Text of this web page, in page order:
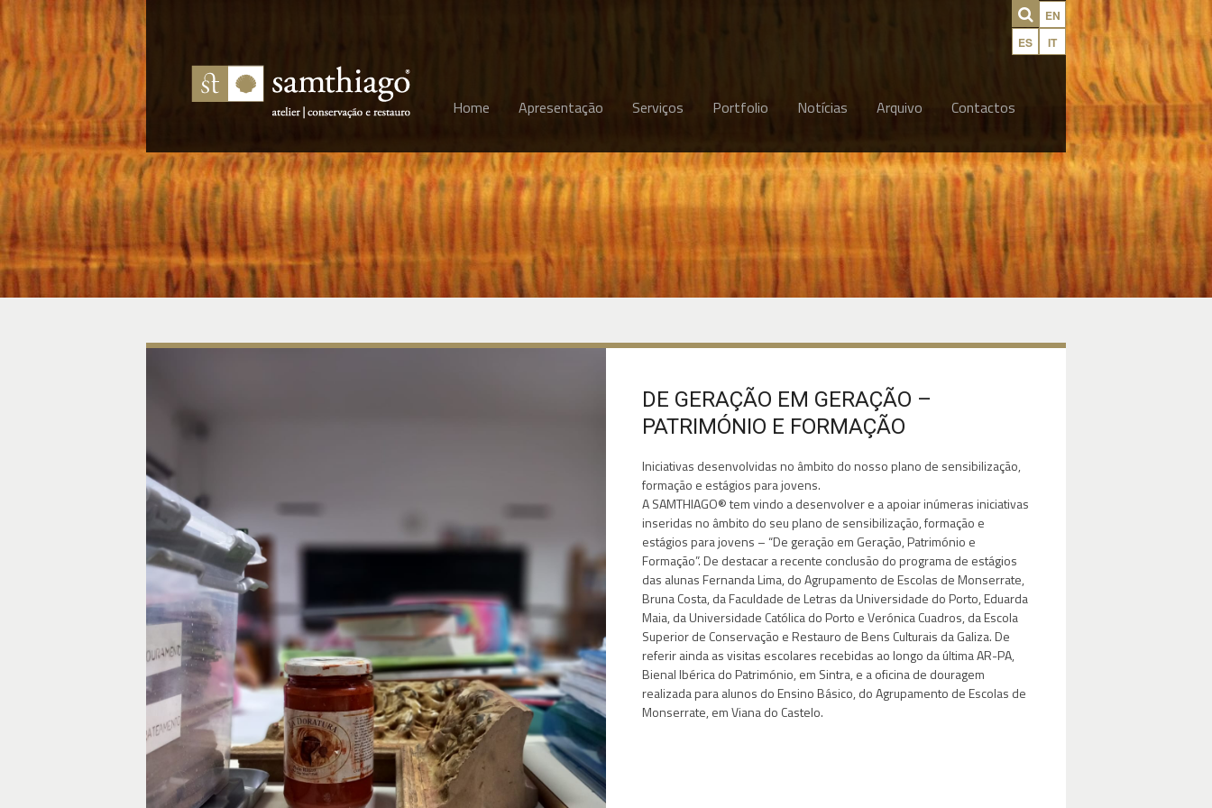
Home Apresentação Serviços Portfolio Notícias Arquivo Contactos
EN
ES
IT
DE GERAÇÃO EM GERAÇÃO –
PATRIMÓNIO E FORMAÇÃO
Iniciativas desenvolvidas no âmbito do nosso plano de sensibilização,
formação e estágios para jovens.
A SAMTHIAGO® tem vindo a desenvolver e a apoiar inúmeras iniciativas
inseridas no âmbito do seu plano de sensibilização, formação e
estágios para jovens – “De geração em Geração, Património e
Formação”. De destacar a recente conclusão do programa de estágios
das alunas Fernanda Lima, do Agrupamento de Escolas de Monserrate,
Bruna Costa, da Faculdade de Letras da Universidade do Porto, Eduarda
Maia, da Universidade Católica do Porto e Verónica Cuadros, da Escola
Superior de Conservação e Restauro de Bens Culturais da Galiza. De
referir ainda as visitas escolares recebidas ao longo da última AR-PA,
Bienal Ibérica do Património, em Sintra, e a oficina de douragem
realizada para alunos do Ensino Básico, do Agrupamento de Escolas de
Monserrate, em Viana do Castelo.